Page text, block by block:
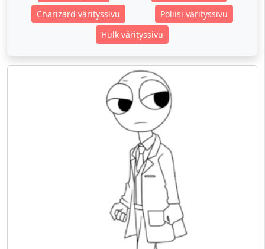
Charizard värityssivu
Poliisi värityssivu
Hulk värityssivu